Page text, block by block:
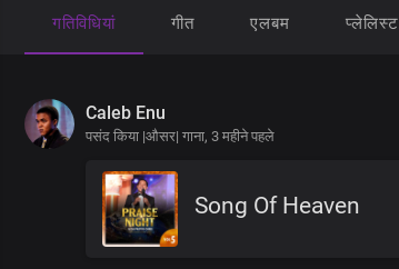
गतिविधियां गीत एलबम प्लेलिस्ट
Caleb Enu
पसंद किया |औसर| गाना, 3 महीने पहले
Song Of Heaven